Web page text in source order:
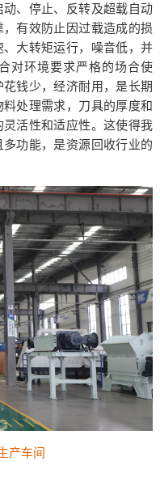
、停止、反转及超载自动
有效防止因过载造成的损
大转矩运行，噪音低，并
对环境要求严格的场合使
钱少，经济耐用，是长期
处理需求，刀具的厚度和
活性和适应性。这使得我
功能，是资源回收行业的
产车间